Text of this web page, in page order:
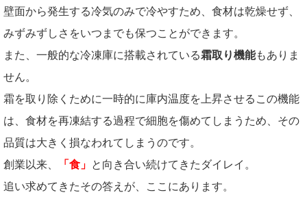
壁面から発生する冷気のみで冷やすため、食材は乾燥せず、
みずみずしさをいつまでも保つことができます。
また、一般的な冷凍庫に搭載されている霜取り機能もありま
せん。
霜を取り除くために一時的に庫内温度を上昇させるこの機能
は、食材を再凍結する過程で細胞を傷めてしまうため、その
品質は大きく損なわれてしまうのです。
創業以来、
「食」 と向き合い続けてきたダイレイ。
追い求めてきたその答えが、ここにあります。